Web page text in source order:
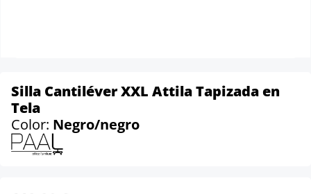
Silla Cantiléver XXL Attila Tapizada en
Tela
Color: Negro/negro